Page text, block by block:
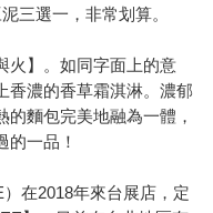
三選一，非常划算。
火】。如同字面上的意
香濃的香草霜淇淋。濃郁
麵包完美地融為一體，
的一品！
在2018年來台展店，定